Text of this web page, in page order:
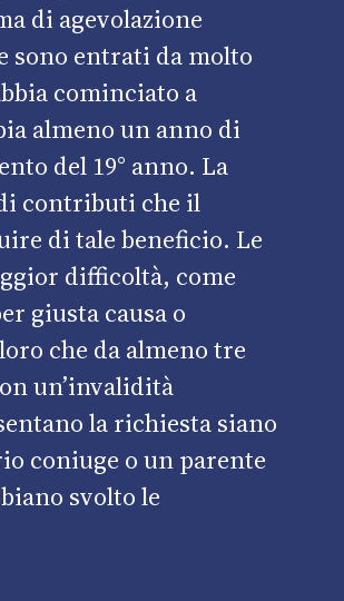
di agevolazione
sono entrati da molto
cominciato a
almeno un anno di
del 19° anno. La
contributi che il
di tale beneficio. Le
difficoltà, come
giusta causa o
che da almeno tre
un’invalidità
la richiesta siano
coniuge o un parente
svolto le